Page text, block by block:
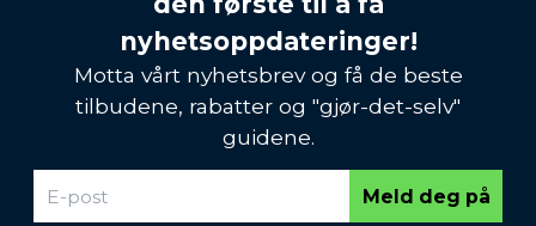
nyhetsoppdateringer!
Motta vårt nyhetsbrev og få de beste
tilbudene, rabatter og "gjør-det-selv"
guidene.
Meld deg på